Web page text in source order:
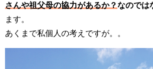
さんや祖父母の協力があるか？なのでは
ます。
あくまで私個人の考えですが。。